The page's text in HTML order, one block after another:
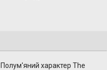
характер The